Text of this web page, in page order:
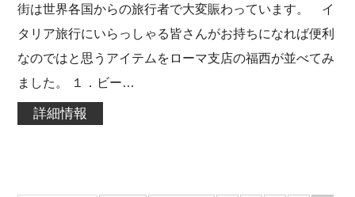
街は世界各国からの旅行者で大変賑わっています。 イ
タリア旅行にいらっしゃる皆さんがお持ちになれば便利
なのではと思うアイテムをローマ支店の福西が並べてみ
ました。 １．ビー…
詳細情報